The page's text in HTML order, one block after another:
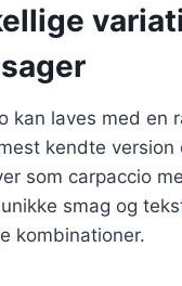
kan laves med
kendte
som carpaccio
smag og
kombinationer.